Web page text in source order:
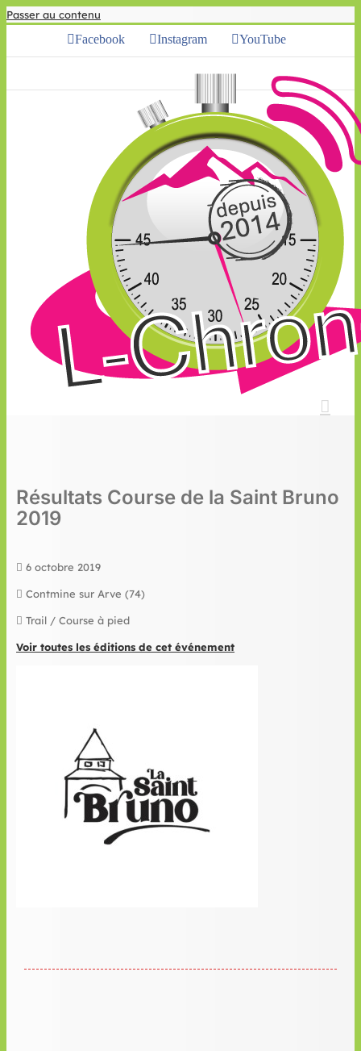
Passer au contenu
Facebook Instagram YouTube
Résultats Course de la Saint Bruno
2019
6 octobre 2019
Contmine sur Arve (74)
Trail / Course à pied
Voir toutes les éditions de cet événement